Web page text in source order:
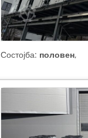
Состојба: половен,